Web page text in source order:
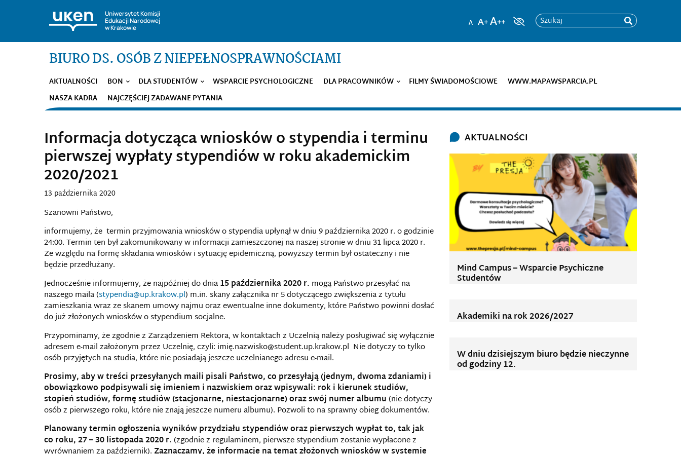
Uniwersytet Komisji
Edukacji Narodowej
w Krakowie
Szukaj
BIURO DS. OSÓB Z NIEPEŁNOSPRAWNOŚCIAMI
AKTUALNOŚCI BON DLA STUDENTÓW WSPARCIE PSYCHOLOGICZNE DLA PRACOWNIKÓW FILMY ŚWIADOMOŚCIOWE
WWW.MAPAWSPARCIA.PL
NASZA KADRA
NAJCZĘŚCIEJ ZADAWANE PYTANIA
Informacja dotycząca wniosków o stypendia i terminu
pierwszej wypłaty stypendiów w roku akademickim
2020/2021
13 października 2020
Szanowni Państwo,
informujemy, że termin przyjmowania wniosków o stypendia upłynął w dniu 9 października 2020 r. o godzinie
24:00. Termin ten był zakomunikowany w informacji zamieszczonej na naszej stronie w dniu 31 lipca 2020 r.
Ze względu na formę składania wniosków i sytuację epidemiczną, powyższy termin był ostateczny i nie
będzie przedłużany.
Jednocześnie informujemy, że najpóźniej do dnia15 października 2020 r. mogą Państwo przesyłać na
naszego maila (stypendia@up.krakow.pl) m.in. skany załącznika nr 5 dotyczącego zwiększenia z tytułu
zamieszkania wraz ze skanem umowy najmu oraz ewentualne inne dokumenty, które Państwo powinni dosłać
do już złożonych wniosków o stypendium socjalne.
Przypominamy, że zgodnie z Zarządzeniem Rektora, w kontaktach z Uczelnią należy posługiwać się wyłącznie
adresem e-mail założonym przez Uczelnię, czyli: imię.nazwisko@student.up.krakow.pl Nie dotyczy to tylko
osób przyjętych na studia, które nie posiadają jeszcze uczelnianego adresu e-mail.
Prosimy, aby w treści przesyłanych maili pisali Państwo, co przesyłają (jednym, dwoma zdaniami) i
obowiązkowo podpisywali się imieniem i nazwiskiem oraz wpisywali: rok i kierunek studiów,
stopień studiów, formę studiów (stacjonarne, niestacjonarne) oraz swój numer albumu(nie dotyczy
osób z pierwszego roku, które nie znają jeszcze numeru albumu). Pozwoli to na sprawny obieg dokumentów.
Planowany termin ogłoszenia wyników przydziału stypendiów oraz pierwszych wypłat to, tak jak
co roku, 27 – 30 listopada 2020 r.(zgodnie z regulaminem, pierwsze stypendium zostanie wypłacone z
AKTUALNOŚCI
Mind Campus – Wsparcie Psychiczne
Studentów
Akademiki na rok 2026/2027
W dniu dzisiejszym biuro będzie nieczynne
od godziny 12.